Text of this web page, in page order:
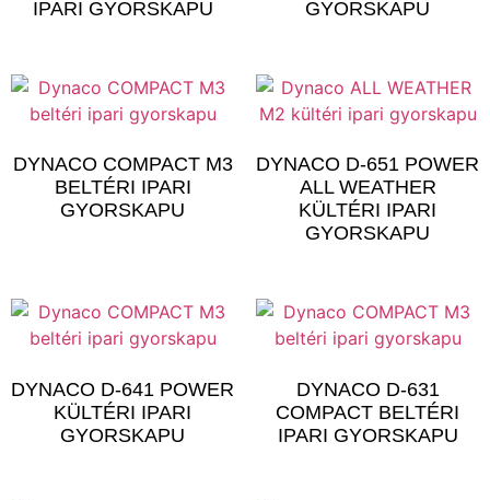
IPARI GYORSKAPU GYORSKAPU
DYNACO COMPACT M3
BELTÉRI IPARI
GYORSKAPU
DYNACO D-651 POWER
ALL WEATHER
KÜLTÉRI IPARI
GYORSKAPU
DYNACO D-641 POWER
KÜLTÉRI IPARI
GYORSKAPU
DYNACO D-631
COMPACT BELTÉRI
IPARI GYORSKAPU